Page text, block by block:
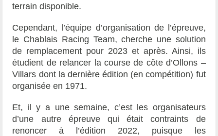
terrain disponible.
Cependant, l’équipe d’organisation de l’épreuve,
le Chablais Racing Team, cherche une solution
de remplacement pour 2023 et après. Ainsi, ils
étudient de relancer la course de côte d’Ollons –
Villars dont la dernière édition (en compétition) fut
organisée en 1971.
Et, il y a une semaine, c’est les organisateurs
d’une autre épreuve qui était contraints de
renoncer à l’édition 2022, puisque les